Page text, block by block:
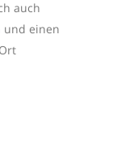
auch
und einen